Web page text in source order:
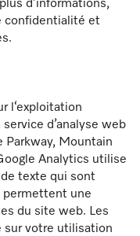
d’informations,
confidentialité et
l‘exploitation
d’analyse web
Parkway, Mountain
Analytics utilise
texte qui sont
permettent une
du site web. Les
sur votre utilisation